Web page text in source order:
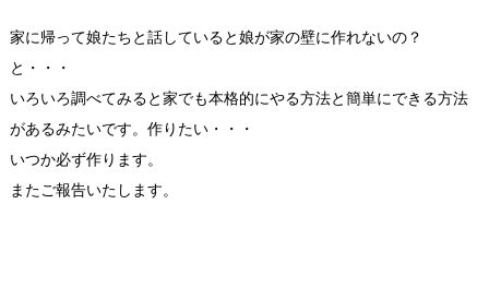
家に帰って娘たちと話していると娘が家の壁に作れないの？
と・・・
いろいろ調べてみると家でも本格的にやる方法と簡単にできる方法
があるみたいです。作りたい・・・
いつか必ず作ります。
またご報告いたします。